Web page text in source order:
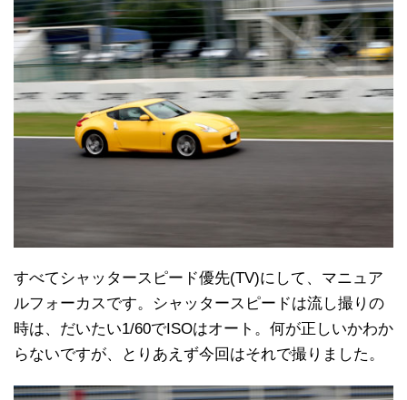
すべてシャッタースピード優先(TV)にして、マニュア
ルフォーカスです。シャッタースピードは流し撮りの
時は、だいたい1/60でISOはオート。何が正しいかわか
らないですが、とりあえず今回はそれで撮りました。